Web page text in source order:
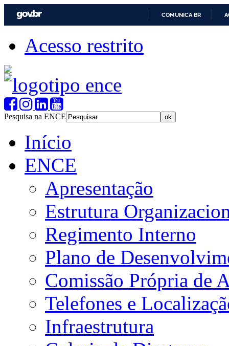
COMUNICA BR
Acesso restrito
Pesquisa na ENCE
Início
ENCE
Apresentação
Estrutura
Regimento Interno
Plano de
Comissão Própria de
Telefones e
Infraestrutura